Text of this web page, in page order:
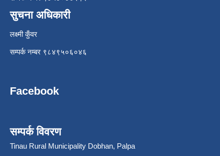
सुचना अधिकारी
लक्ष्मी कुँवर
सम्पर्क नम्बर ९८४९५०६०४६
Facebook
सम्पर्क विवरण
Tinau Rural Municipality Dobhan, Palpa